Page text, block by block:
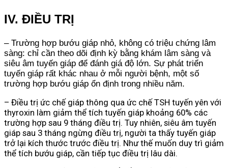
IV. ĐIỀU TRỊ
– Trường hợp bướu giáp nhỏ, không có triệu chứng lâm
sàng: chỉ cần theo dõi định kỳ bằng khám lâm sàng và
siêu âm tuyến giáp để đánh giá độ lớn. Sự phát triển
tuyến giáp rất khác nhau ở mỗi người bệnh, một số
trường hợp bướu giáp ổn định trong nhiều năm.
– Điều trị ức chế giáp thông qua ức chế TSH tuyến yên với
thyroxin làm giảm thể tích tuyến giáp khoảng 60% các
trường hợp sau 9 tháng điều trị. Tuy nhiên, siêu âm tuyến
giáp sau 3 tháng ngừng điều trị, người ta thấy tuyến giáp
trở lại kích thước trước điều trị. Như thế muốn duy trì giảm
thể tích bướu giáp, cần tiếp tục điều trị lâu dài.